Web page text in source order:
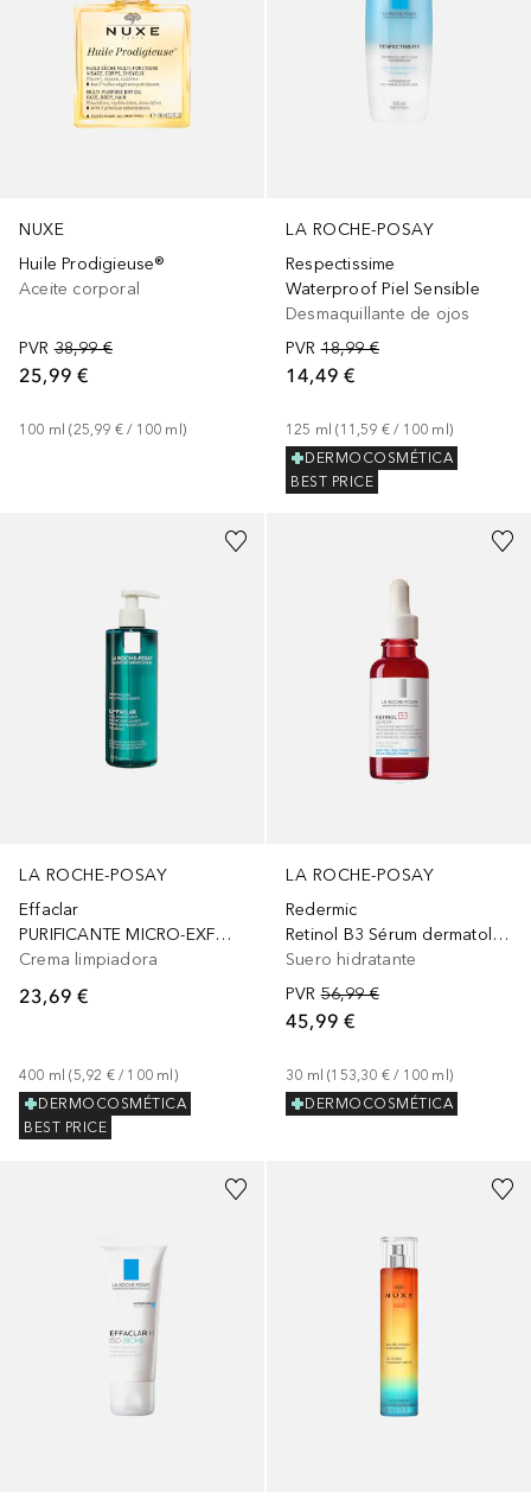
NUXE
Huile Prodigieuse®
Aceite corporal
PVR 38,99 €
25,99 €
100 ml (25,99 € / 100 ml)
LA ROCHE-POSAY
Respectissime
Waterproof Piel Sensible
Desmaquillante de ojos
PVR 18,99 €
14,49 €
125 ml (11,59 € / 100 ml)
DERMOCOSMÉTICA
BEST PRICE
LA ROCHE-POSAY
Effaclar
PURIFICANTE MICRO-EXFOLIANTE ANTI-IMPERFECCIONES
Crema limpiadora
23,69 €
400 ml (5,92 € / 100 ml)
DERMOCOSMÉTICA
BEST PRICE
LA ROCHE-POSAY
Redermic
Retinol B3 Sérum dermatológico regenerador unificador
Suero hidratante
PVR 56,99 €
45,99 €
30 ml (153,30 € / 100 ml)
DERMOCOSMÉTICA